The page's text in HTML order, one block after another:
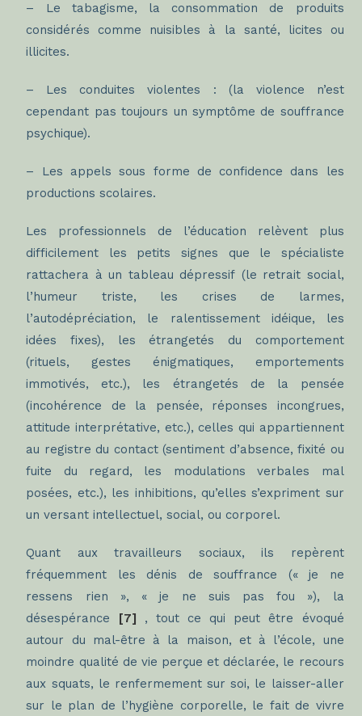
– Le tabagisme, la consommation de produits
considérés comme nuisibles à la santé, licites ou
illicites.
– Les conduites violentes : (la violence n’est
cependant pas toujours un symptôme de souffrance
psychique).
– Les appels sous forme de confidence dans les
productions scolaires.
Les professionnels de l’éducation relèvent plus
difficilement les petits signes que le spécialiste
rattachera à un tableau dépressif (le retrait social,
l’humeur triste, les crises de larmes,
l’autodépréciation, le ralentissement idéique, les
idées fixes), les étrangetés du comportement
(rituels, gestes énigmatiques, emportements
immotivés, etc.), les étrangetés de la pensée
(incohérence de la pensée, réponses incongrues,
attitude interprétative, etc.), celles qui appartiennent
au registre du contact (sentiment d’absence, fixité ou
fuite du regard, les modulations verbales mal
posées, etc.), les inhibitions, qu’elles s’expriment sur
un versant intellectuel, social, ou corporel.
Quant aux travailleurs sociaux, ils repèrent
fréquemment les dénis de souffrance (« je ne
ressens rien », « je ne suis pas fou »), la
désespérance [7] , tout ce qui peut être évoqué
autour du mal-être à la maison, et à l’école, une
moindre qualité de vie perçue et déclarée, le recours
aux squats, le renfermement sur soi, le laisser-aller
sur le plan de l’hygiène corporelle, le fait de vivre